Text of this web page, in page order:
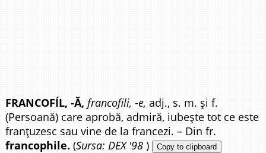
FRANCOFÍL, -Ă, francofili, -e, adj., s. m. și f.
(Persoană) care aprobă, admiră, iubește tot ce este
franțuzesc sau vine de la francezi. – Din fr.
francophile. (Sursa: DEX '98 ) Copy to clipboard